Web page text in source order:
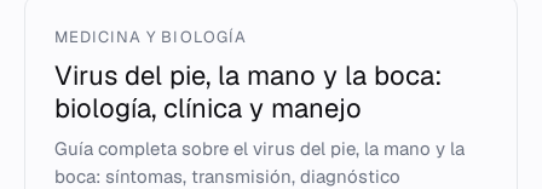
MEDICINA Y BIOLOGÍA
Virus del pie, la mano y la boca:
biología, clínica y manejo
Guía completa sobre el virus del pie, la mano y la
boca: síntomas, transmisión, diagnóstico